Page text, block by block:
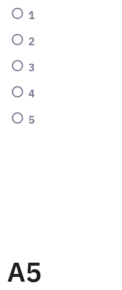
1
2
3
4
5
A5